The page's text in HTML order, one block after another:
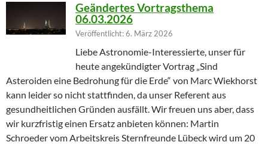
Geändertes Vortragsthema
06.03.2026
Veröffentlicht: 6. März 2026
Liebe Astronomie-Interessierte, unser für
heute angekündigter Vortrag „Sind
Asteroiden eine Bedrohung für die Erde“ von Marc Wiekhorst
kann leider so nicht stattfinden, da unser Referent aus
gesundheitlichen Gründen ausfällt. Wir freuen uns aber, dass
wir kurzfristig einen Ersatz anbieten können: Martin
Schroeder vom Arbeitskreis Sternfreunde Lübeck wird um 20